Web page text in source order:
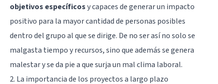
objetivos específicosy capaces de generar un impacto
positivo para la mayor cantidad de personas posibles
dentro del grupo al que se dirige. De no ser así no solo se
malgasta tiempo y recursos, sino que además se genera
malestar y se da pie a que surja un mal clima laboral.
2. La importancia de los proyectos a largo plazo